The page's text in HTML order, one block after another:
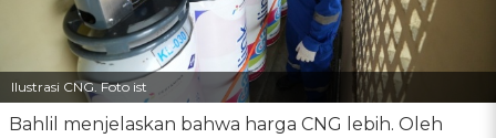
Ilustrasi CNG. Foto ist
Bahlil menjelaskan bahwa harga CNG lebih. Oleh